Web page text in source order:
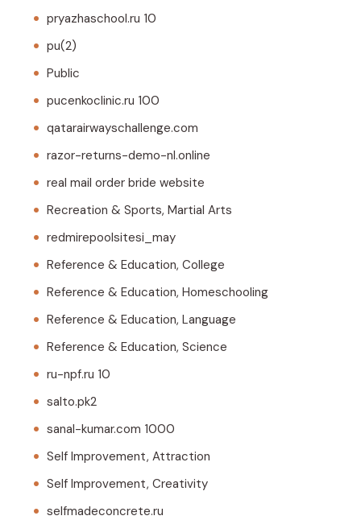
pryazhaschool.ru 10
pu(2)
Public
pucenkoclinic.ru 100
qatarairwayschallenge.com
razor-returns-demo-nl.online
real mail order bride website
Recreation & Sports, Martial Arts
redmirepoolsitesi_may
Reference & Education, College
Reference & Education, Homeschooling
Reference & Education, Language
Reference & Education, Science
ru-npf.ru 10
salto.pk2
sanal-kumar.com 1000
Self Improvement, Attraction
Self Improvement, Creativity
selfmadeconcrete.ru